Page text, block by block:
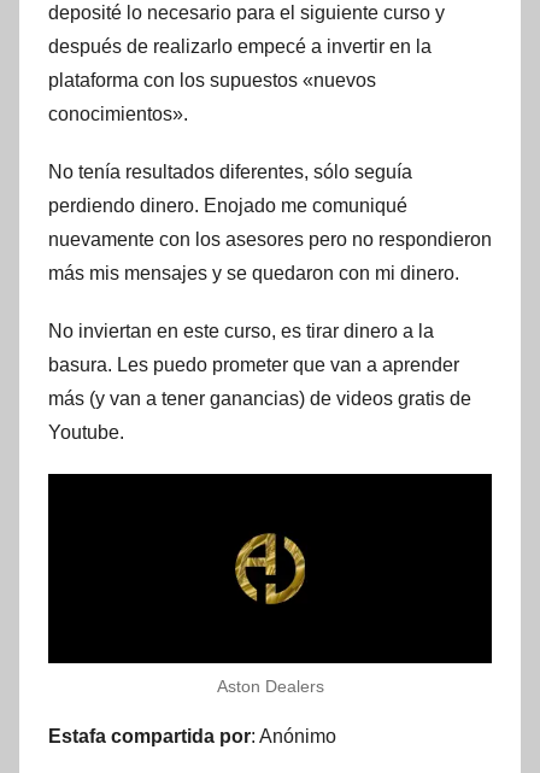
deposité lo necesario para el siguiente curso y
después de realizarlo empecé a invertir en la
plataforma con los supuestos «nuevos
conocimientos».
No tenía resultados diferentes, sólo seguía
perdiendo dinero. Enojado me comuniqué
nuevamente con los asesores pero no respondieron
más mis mensajes y se quedaron con mi dinero.
No inviertan en este curso, es tirar dinero a la
basura. Les puedo prometer que van a aprender
más (y van a tener ganancias) de videos gratis de
Youtube.
Aston Dealers
Estafa compartida por: Anónimo